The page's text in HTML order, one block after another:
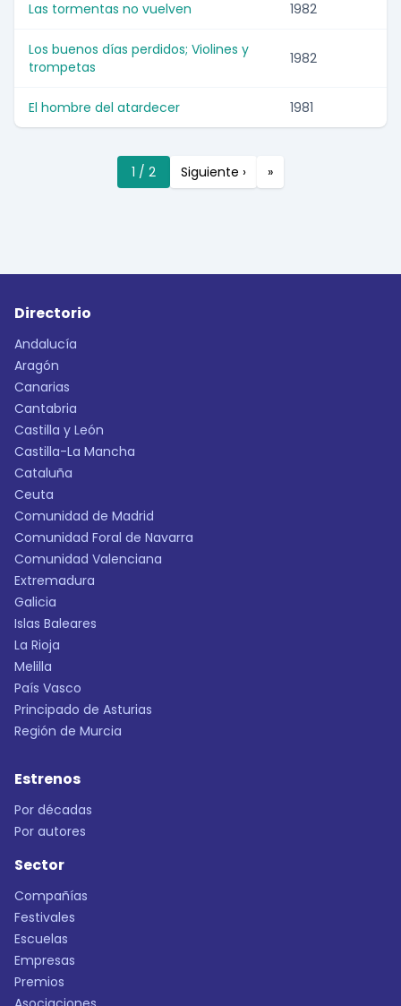
Las tormentas no vuelven 1982
Los buenos días perdidos; Violines y
trompetas
1982
El hombre del atardecer 1981
1 / 2 Siguiente › »
Directorio
Andalucía
Aragón
Canarias
Cantabria
Castilla y León
Castilla-La Mancha
Cataluña
Ceuta
Comunidad de Madrid
Comunidad Foral de Navarra
Comunidad Valenciana
Extremadura
Galicia
Islas Baleares
La Rioja
Melilla
País Vasco
Principado de Asturias
Región de Murcia
Estrenos
Por décadas
Por autores
Sector
Compañías
Festivales
Escuelas
Empresas
Premios